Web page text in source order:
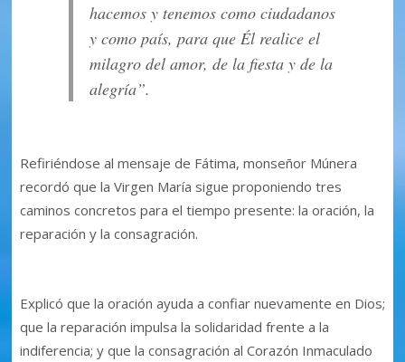
hacemos y tenemos como ciudadanos
y como país, para que Él realice el
milagro del amor, de la fiesta y de la
alegría”.
Refiriéndose al mensaje de Fátima, monseñor Múnera
recordó que la Virgen María sigue proponiendo tres
caminos concretos para el tiempo presente: la oración, la
reparación y la consagración.
Explicó que la oración ayuda a confiar nuevamente en Dios;
que la reparación impulsa la solidaridad frente a la
indiferencia; y que la consagración al Corazón Inmaculado